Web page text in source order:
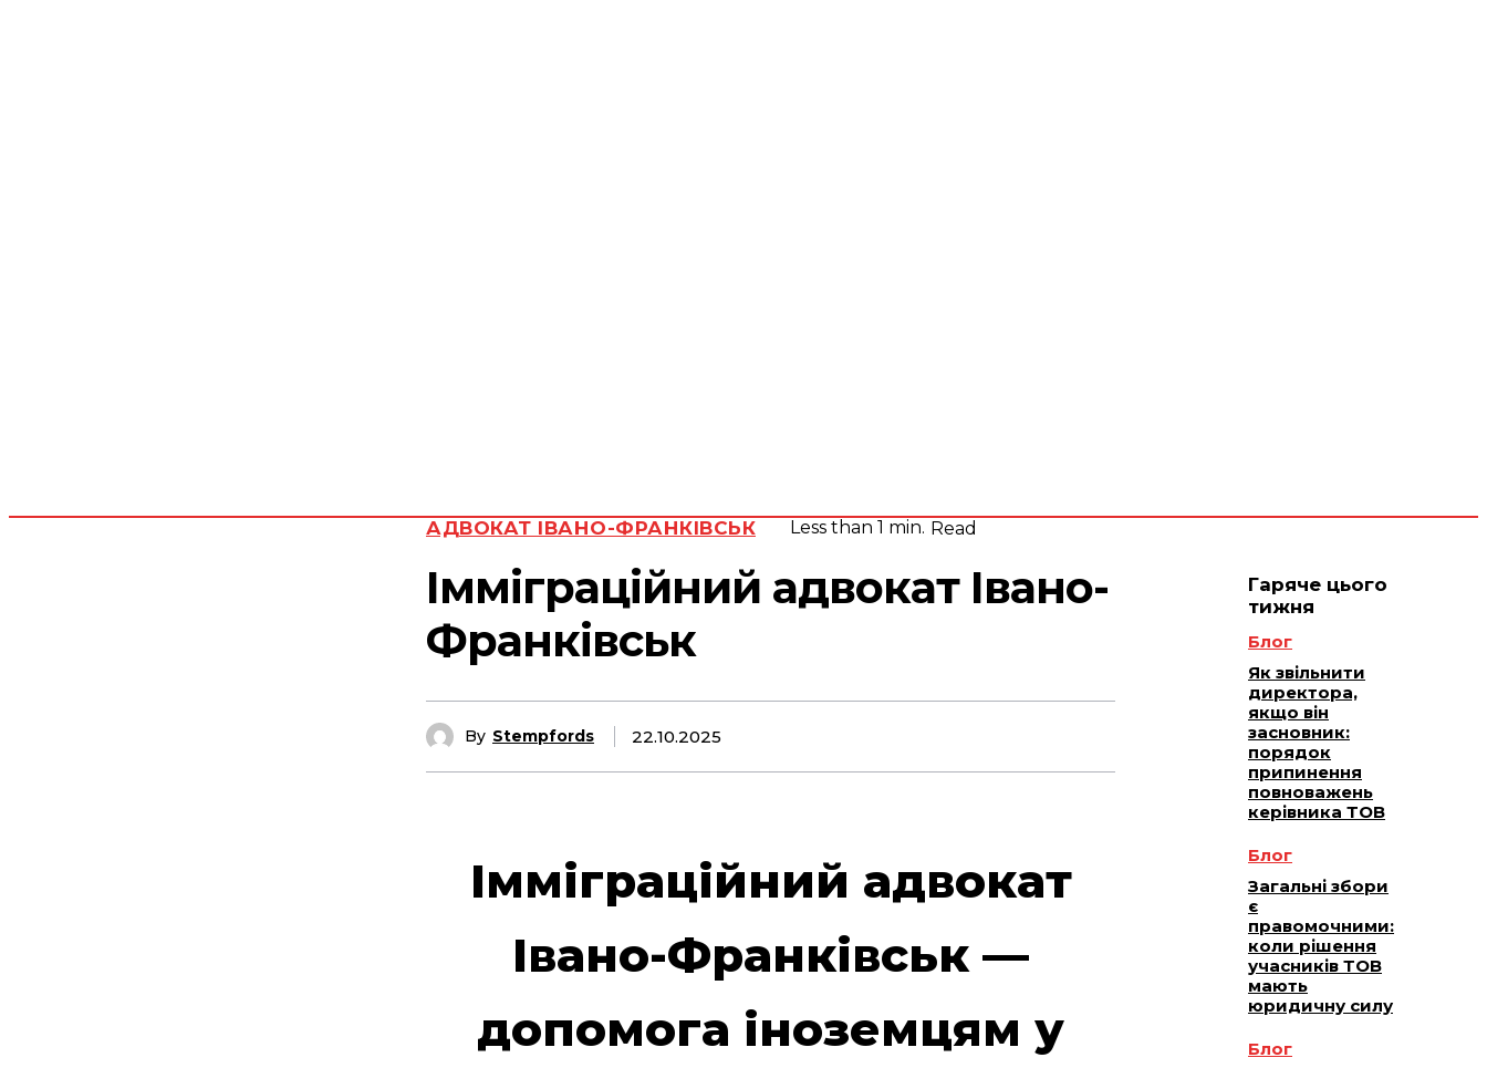
АДВОКАТ ІВАНО-ФРАНКІВСЬК Less than 1 min. Read
Імміграційний адвокат Івано-
Франківськ
By Stempfords 22.10.2025
Імміграційний адвокат
Івано-Франківськ —
допомога іноземцям у
Гаряче цього
тижня
Блог
Як звільнити
директора,
якщо він
засновник:
порядок
припинення
повноважень
керівника ТОВ
Блог
Загальні збори
є
правомочними:
коли рішення
учасників ТОВ
мають
юридичну силу
Блог